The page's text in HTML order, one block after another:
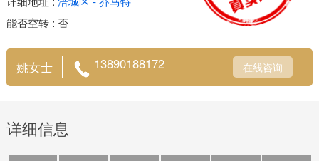
能否空转 : 否
姚女士 13890188172 在线咨询
详细信息